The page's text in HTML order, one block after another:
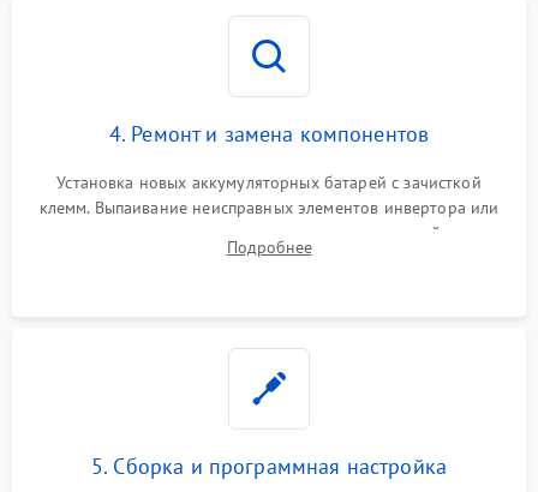
4. Ремонт и замена компонентов
Установка новых аккумуляторных батарей с зачисткой
клемм. Выпаивание неисправных элементов инвертора или
цепи зарядки и монтаж новых радиодеталей.
Восстановление поврежденных токоведущих дорожек и
Подробнее
5. Сборка и программная настройка